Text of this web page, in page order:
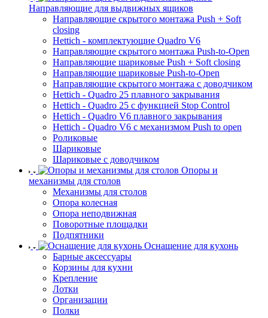
Направляющие для выдвижных ящиков
Направляющие скрытого монтажа Push + Soft
closing
Hettich - комплектующие Quadro V6
Направляющие скрытого монтажа Push-to-Open
Направляющие шариковые Push + Soft closing
Направляющие шариковые Push-to-Open
Направляющие скрытого монтажа с доводчиком
Hettich - Quadro 25 плавного закрывания
Hettich - Quadro 25 с функцией Stop Control
Hettich - Quadro V6 плавного закрывания
Hettich - Quadro V6 с механизмом Push to open
Роликовые
Шариковые
Шариковые с доводчиком
Опоры и
механизмы для столов
Механизмы для столов
Опора колесная
Опора неподвижная
Поворотные площадки
Подпятники
Оснащение для кухонь
Барные аксессуары
Корзины для кухни
Крепление
Лотки
Организации
Полки